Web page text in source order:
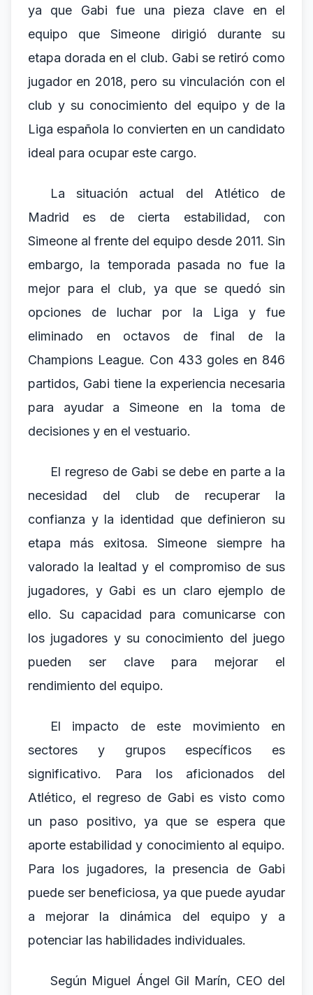
ya que Gabi fue una pieza clave en el
equipo que Simeone dirigió durante su
etapa dorada en el club. Gabi se retiró como
jugador en 2018, pero su vinculación con el
club y su conocimiento del equipo y de la
Liga española lo convierten en un candidato
ideal para ocupar este cargo.
La situación actual del Atlético de
Madrid es de cierta estabilidad, con
Simeone al frente del equipo desde 2011. Sin
embargo, la temporada pasada no fue la
mejor para el club, ya que se quedó sin
opciones de luchar por la Liga y fue
eliminado en octavos de final de la
Champions League. Con 433 goles en 846
partidos, Gabi tiene la experiencia necesaria
para ayudar a Simeone en la toma de
decisiones y en el vestuario.
El regreso de Gabi se debe en parte a la
necesidad del club de recuperar la
confianza y la identidad que definieron su
etapa más exitosa. Simeone siempre ha
valorado la lealtad y el compromiso de sus
jugadores, y Gabi es un claro ejemplo de
ello. Su capacidad para comunicarse con
los jugadores y su conocimiento del juego
pueden ser clave para mejorar el
rendimiento del equipo.
El impacto de este movimiento en
sectores y grupos específicos es
significativo. Para los aficionados del
Atlético, el regreso de Gabi es visto como
un paso positivo, ya que se espera que
aporte estabilidad y conocimiento al equipo.
Para los jugadores, la presencia de Gabi
puede ser beneficiosa, ya que puede ayudar
a mejorar la dinámica del equipo y a
potenciar las habilidades individuales.
Según Miguel Ángel Gil Marín, CEO del